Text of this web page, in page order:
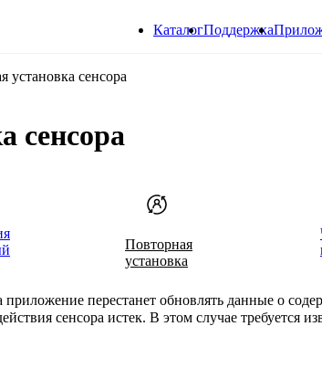
КаталогПоддержка
установка сенсора
сенсора
Повторная
установка
приложение перестанет обновлять данные о
сенсора истек. В этом случае требуется